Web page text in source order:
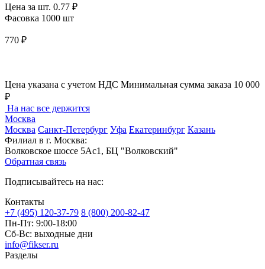
Цена за шт. 0.77 ₽
Фасовка 1000 шт
770 ₽
Цена указана с учетом НДС Минимальная сумма заказа 10 000
₽
На нас все держится
Москва
Москва Санкт-Петербург Уфа Екатеринбург Казань
Филиал в г. Москва:
Волковское шоссе 5Ас1, БЦ "Волковский"
Обратная связь
Подписывайтесь на нас:
Контакты
+7 (495) 120-37-79 8 (800) 200-82-47
Пн-Пт: 9:00-18:00
Сб-Вс: выходные дни
info@fikser.ru
Разделы